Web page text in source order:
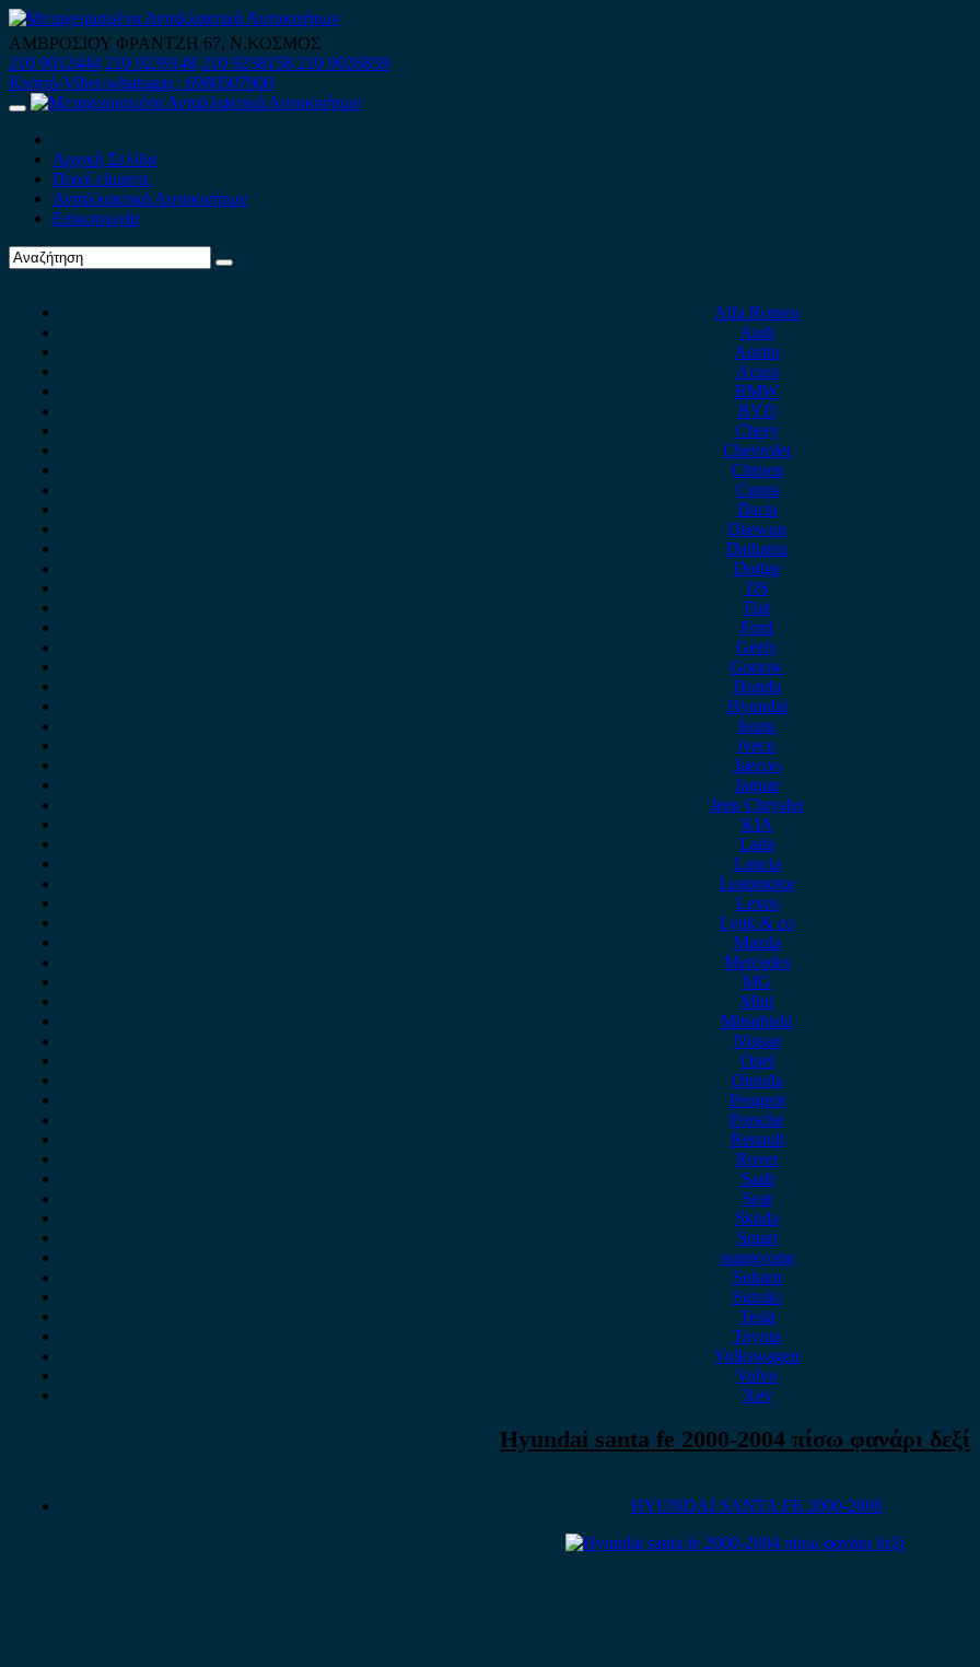
Skip
to
content
ΑΜΒΡΟΣΙΟΥ ΦΡΑΝΤΖΗ 67, Ν.ΚΟΣΜΟΣ
210 9012444 210 9239148 210 9238158 210 9026839
Κινητό-Viber-whatsapp : 6980507900
Primary
Αρχική Σελίδα
Ποιοί είμαστε
Ανταλλακτικά Αυτοκινήτων
Επικοινωνία
Alfa Romeo
Audi
Austin
Acura
BMW
BYD
Chery
Chevrolet
Citroen
Cupra
Dacia
Daewoo
Daihatsu
Dodge
DS
Fiat
Ford
Geely
Gonow
Honda
Hyundai
Isuzu
iveco
Jaecoo
Jaguar
Jeep Chrysler
KIA
Lada
Lancia
Leapmotor
Lexus
Lynk & co
Mazda
Mercedes
MG
Mini
Mitsubishi
Nissan
Opel
Omoda
Peugeot
Porsche
Renault
Rover
Saab
Seat
Skoda
Smart
ssangyong
Subaru
Suzuki
Tesla
Toyota
Volkswagen
Volvo
Xev
Hyundai santa fe 2000-2004 πίσω φανάρι δεξί
HYUNDAI SANTA FE 2000-2006